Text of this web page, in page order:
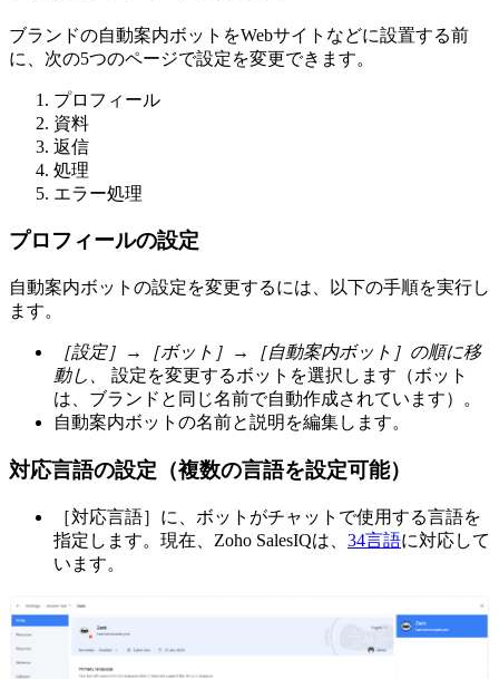
ブランドの自動案内ボットをWebサイトなどに設置する前
に、次の5つのページで設定を変更できます。
プロフィール
資料
返信
処理
エラー処理
プロフィールの設定
自動案内ボットの設定を変更するには、以下の手順を実行し
ます。
［設定］→［ボット］→［自動案内ボット］の順に移
動し、
設定を変更するボットを選択します（ボット
は、ブランドと同じ名前で自動作成されています）。
自動案内ボットの名前と説明を編集します。
対応言語の設定（複数の言語を設定可能）
［対応言語］に、ボットがチャットで使用する言語を
指定します。現在、Zoho SalesIQは、 34言語に対応して
います。